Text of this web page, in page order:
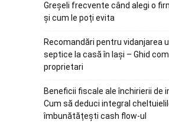
Greșeli frecvente când alegi o
și cum le poți evita
Recomandări pentru vidanjarea
septice la casă în Iași – Ghid
proprietari
Beneficii fiscale ale închirierii de
Cum să deduci integral
îmbunătățești cash flow-ul